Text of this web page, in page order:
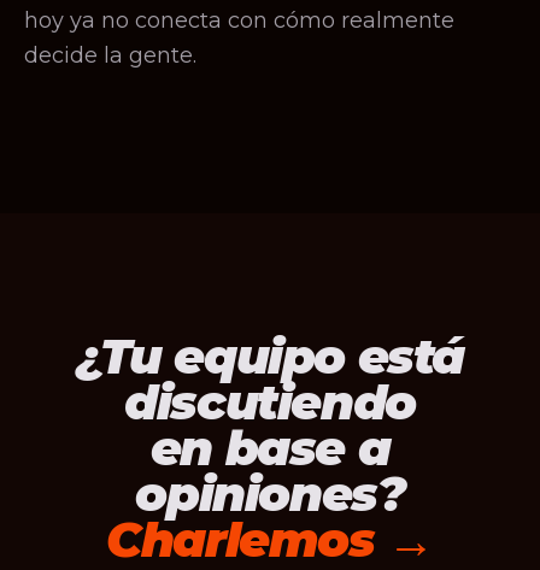
hoy ya no conecta con cómo realmente
decide la gente.
¿Tu equipo está
discutiendo
en base a
opiniones?
Charlemos →